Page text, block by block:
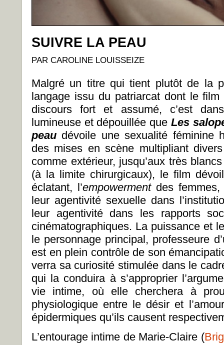
SUIVRE LA PEAU
PAR CAROLINE LOUISSEIZE
Malgré un titre qui tient plutôt de la
langage issu du patriarcat dont le film
discours fort et assumé, c’est
lumineuse et dépouillée que Les
peau dévoile une sexualité féminine
des mises en scène multipliant
comme extérieur, jusqu’aux très
(à la limite chirurgicaux), le film
éclatant, l’empowerment des
leur agentivité sexuelle dans
leur agentivité dans les rapports
cinématographiques. La puissance et
le personnage principal, professeure
est en plein contrôle de son
verra sa curiosité stimulée dans le
qui la conduira à s’approprier
vie intime, où elle cherchera à
physiologique entre le désir et
épidermiques qu’ils causent
L’entourage intime de Marie-Claire (